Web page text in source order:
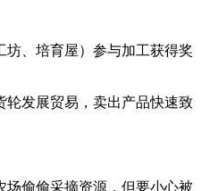
坊、培育屋）参与加工获得奖
轮发展贸易，卖出产品快速致
场偷偷采摘资源，但要小心被